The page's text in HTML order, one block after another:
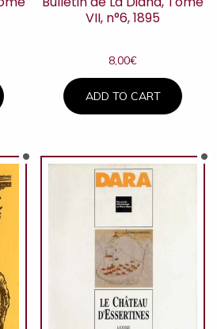
VII, n°6, 1895
8,00€
ADD TO CART